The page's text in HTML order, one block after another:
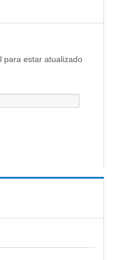
para estar atualizado